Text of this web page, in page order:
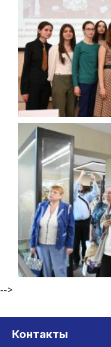
-->
Контакты